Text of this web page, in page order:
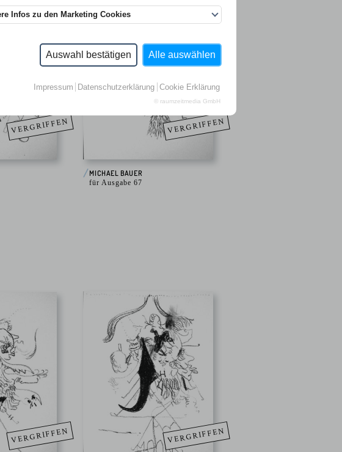
Infos zu den Marketing Cookies
Auswahl bestätigen Alle auswählen
Impressum Datenschutzerklärung Cookie Erklärung
© raumzeitmedia GmbH
VERGRIFFEN VERGRIFFEN
MICHAEL BAUER
für Ausgabe 67
VERGRIFFEN VERGRIFFEN